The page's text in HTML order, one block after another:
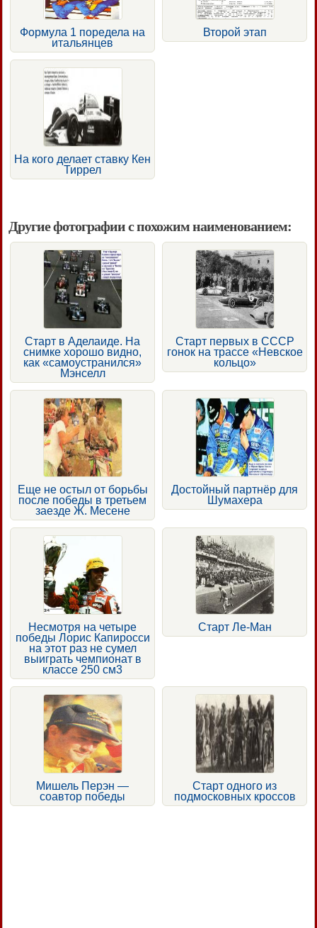
Формула 1 поредела на
итальянцев
Второй этап
На кого делает ставку Кен
Тиррел
Другие фотографии с похожим наименованием:
Старт в Аделаиде. На
снимке хорошо видно,
как «самоустранился»
Мэнселл
Старт первых в СССР
гонок на трассе «Невское
кольцо»
Еще не остыл от борьбы
после победы в третьем
заезде Ж. Месене
Достойный партнёр для
Шумахера
Несмотря на четыре
победы Лорис Капиросси
на этот раз не сумел
выиграть чемпионат в
классе 250 см3
Старт Ле-Ман
Мишель Перэн —
соавтор победы
Старт одного из
подмосковных кроссов